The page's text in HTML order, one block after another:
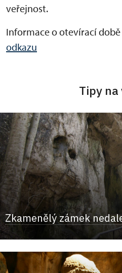
veřejnost.
Informace o otevírací
odkazu
Tipy
Zkamenělý zámek